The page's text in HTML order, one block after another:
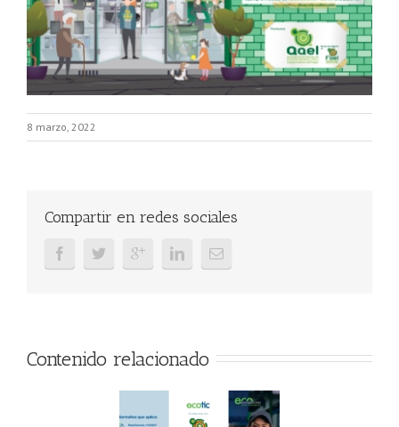
8 marzo, 2022
Compartir en redes sociales
Contenido relacionado